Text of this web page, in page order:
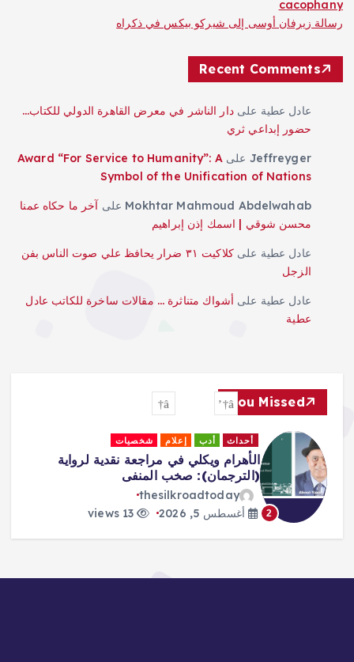
cacophany
رسالة زيرفان أوسى إلى شيركو بيكس في ذكراه
Recent Comments
عادل عطية علىدار الناشر في معرض القاهرة الدولي للكتاب…
حضور إبداعي ثري
Jeffreyger علىAward “For Service to Humanity”: A
Symbol of the Unification of Nations
Mokhtar Mahmoud Abdelwahab على آخر ما حكاه عمنا
محسن شوقي | اسمك إذن إبراهيم
عادل عطية على
كلاكيت ٣١ ضرار يحافظ علي صوت الناس بفن
الزجل
عادل عطية على أشواك متناثرة … مقالات ساخرة للكاتب عادل
عطية
You Missed
2
أحداث أدب إعلام شخصيات
الأهرام ويكلي في مراجعة نقدية لرواية
(الترجمان): صخب المنفى
thesilkroadtoday
أغسطس 5, 2026
13 views